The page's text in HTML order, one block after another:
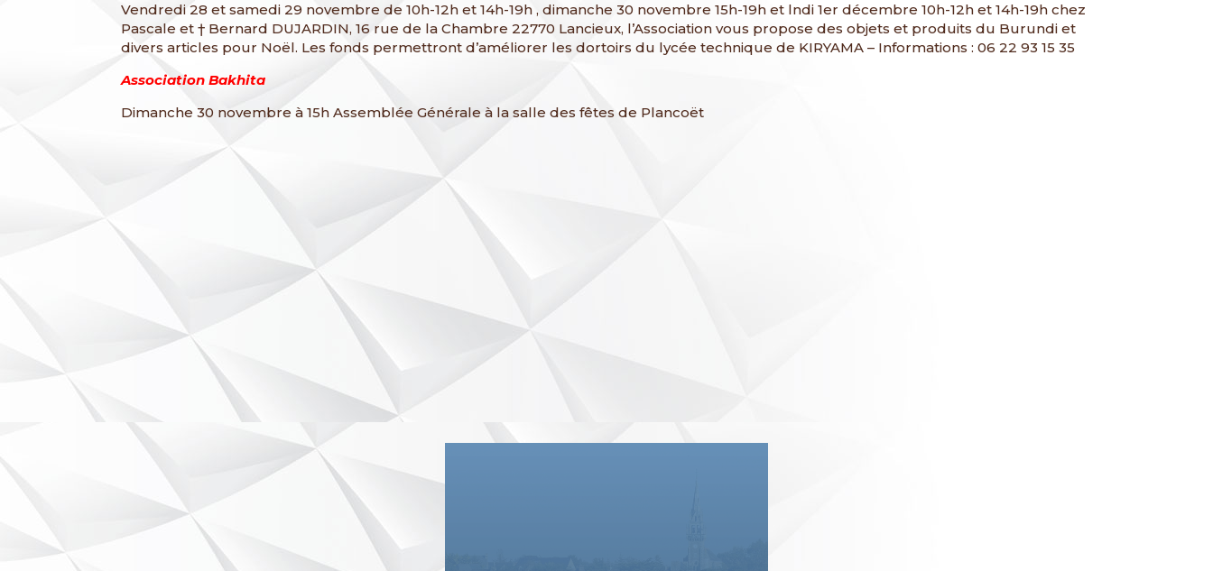
Vendredi 28 et samedi 29 novembre de 10h-12h et 14h-19h , dimanche 30 novembre 15h-19h et lndi 1er décembre 10h-12h et 14h-19h chez
Pascale et † Bernard DUJARDIN, 16 rue de la Chambre 22770 Lancieux, l’Association vous propose des objets et produits du Burundi et
divers articles pour Noël. Les fonds permettront d’améliorer les dortoirs du lycée technique de KIRYAMA – Informations : 06 22 93 15 35
Association Bakhita
Dimanche 30 novembre à 15h Assemblée Générale à la salle des fêtes de Plancoët